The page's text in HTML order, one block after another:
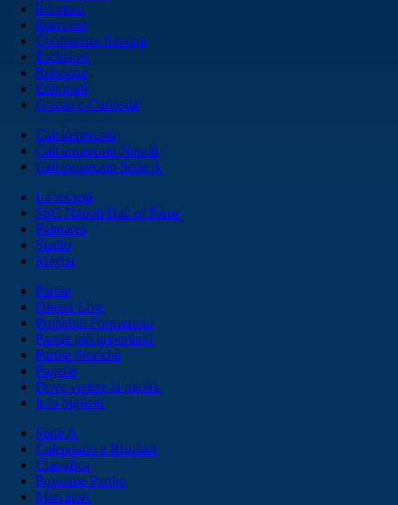
Infortuni
Interviste
Conferenze Stampa
Esclusive
Rubriche
Editoriali
Gossip e Curiosità
Calciomercato
Calciomercato Napoli
Calciomercato Serie A
La società
SSC Napoli Hall of Fame
Palmares
Stadio
Maglia
Partite
Diretta Live
Probabili Formazioni
Partite più importanti
Partite Storiche
Pagelle
Dove vedere la partita
Info biglietti
Serie A
Calendario e Risultati
Classifica
Prossime Partite
Marcatori